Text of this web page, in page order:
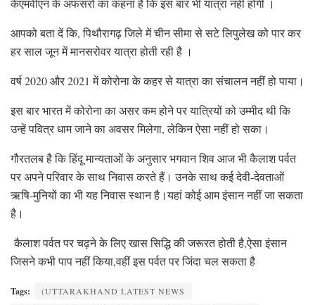
आपको बता दें कि, पिथौरागढ़ जिले में चीन सीमा से सटे लिपुलेख को पार कर
हर साल जून में मानसरोवर यात्रा होती रही है ।
वर्ष 2020 और 2021 में कोरोना के कहर से यात्रा का संचालन नहीं हो पाया।
इस बार भारत में कोरोना का असर कम होने पर यात्रियों को उम्मीद थी कि
उन्हें पवित्र धाम जाने का अवसर मिलेगा, लेकिन ऐसा नहीं हो सका।
गौरतलब है कि हिंदू मान्यताओं के अनुसार भगवान शिव आज भी कैलाश पर्वत
पर अपने परिवार के साथ निवास करते हैं। उनके साथ कई देवी-देवताओं
ऋषि-मुनियों का भी यह निवास स्थान है।यहां कोई आम इंसान नहीं जा सकता
है।
कैलाश पर्वत पर चढ़ने के लिए खास सिद्धि की जरूरत होती है,ऐसा इंसान
जिसने कभी पाप नहीं किया,वहीं इस पर्वत पर जिंदा चल सकता है
Tags:
(UTTARAKHAND LATEST NEWS